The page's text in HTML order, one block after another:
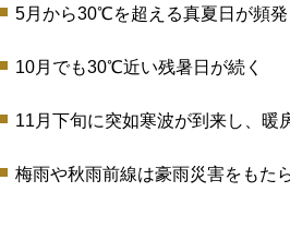
5月から30℃を超える真夏日が頻発
10月でも30℃近い残暑日が続く
11月下旬に突如寒波が到来し、暖
梅雨や秋雨前線は豪雨災害をもた